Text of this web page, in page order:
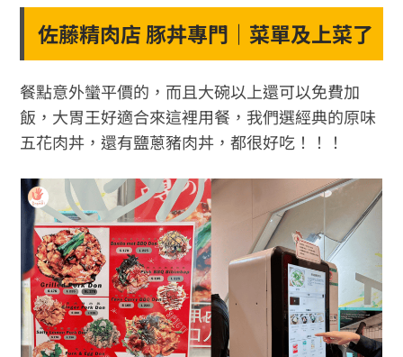
佐藤精肉店 豚丼專門｜菜單及上菜了
餐點意外蠻平價的，而且大碗以上還可以免費加
飯，大胃王好適合來這裡用餐，我們選經典的原味
五花肉丼，還有鹽蔥豬肉丼，都很好吃！！！